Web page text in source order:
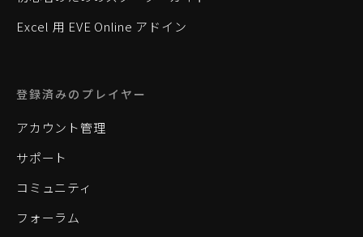
Excel 用 EVE Online アドイン
登録済みのプレイヤー
アカウント管理
サポート
コミュニティ
フォーラム